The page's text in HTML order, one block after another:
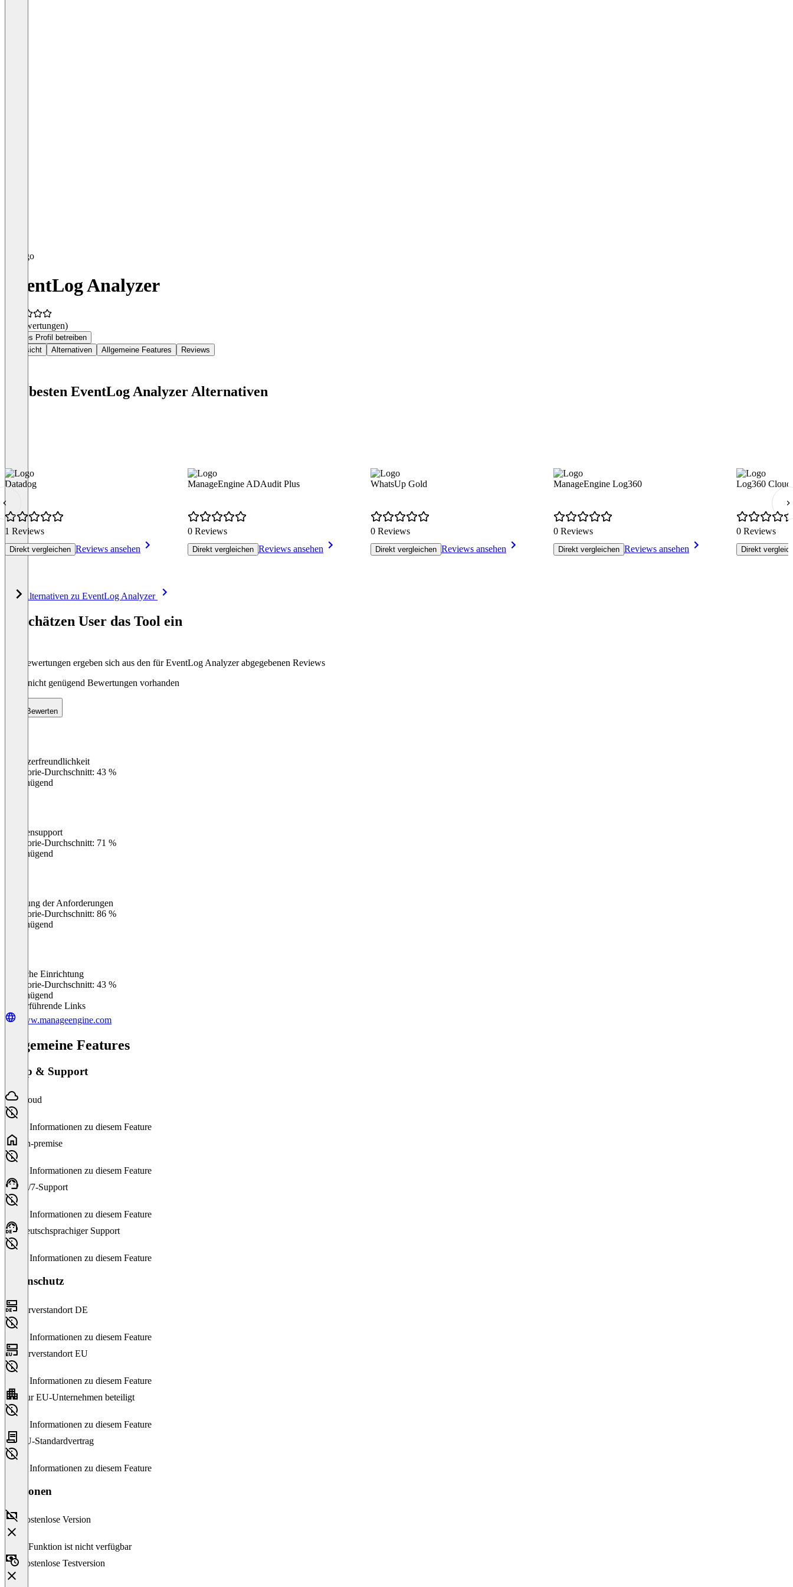
EventLog Analyzer
(0 Bewertungen)
Dieses Profil betreiben
Übersicht
Alternativen Allgemeine Features Reviews
Die besten EventLog Analyzer Alternativen
Datadog
1 Reviews
Direkt vergleichen Reviews ansehen
ManageEngine ADAudit Plus
0 Reviews
Direkt vergleichen Reviews ansehen
WhatsUp Gold
0 Reviews
Direkt vergleichen Reviews ansehen
ManageEngine Log360
0 Reviews
Direkt vergleichen Reviews ansehen
Log360 Cloud
0 Reviews
Direkt
Item
Alle Alternativen zu EventLog Analyzer
So schätzen User das Tool ein
Die Bewertungen ergeben sich aus den für EventLog Analyzer abgegebenen Reviews
Noch nicht genügend Bewertungen vorhanden
Bewerten
Benutzerfreundlichkeit
Kategorie-Durchschnitt: 43 %
Ungenügend
Kundensupport
Kategorie-Durchschnitt: 71 %
Ungenügend
Erfüllung der Anforderungen
Kategorie-Durchschnitt: 86 %
Ungenügend
Einfache Einrichtung
Kategorie-Durchschnitt: 43 %
Ungenügend
Weiterführende Links
www.manageengine.com
Allgemeine Features
Setup & Support
Cloud
Keine Informationen zu diesem Feature
On-premise
Keine Informationen zu diesem Feature
24/7-Support
Keine Informationen zu diesem Feature
Deutschsprachiger Support
Keine Informationen zu diesem Feature
Datenschutz
Serverstandort DE
Keine Informationen zu diesem Feature
Serverstandort EU
Keine Informationen zu diesem Feature
Nur EU-Unternehmen beteiligt
Keine Informationen zu diesem Feature
EU-Standardvertrag
Keine Informationen zu diesem Feature
Versionen
Kostenlose Version
Diese Funktion ist nicht verfügbar
Kostenlose Testversion